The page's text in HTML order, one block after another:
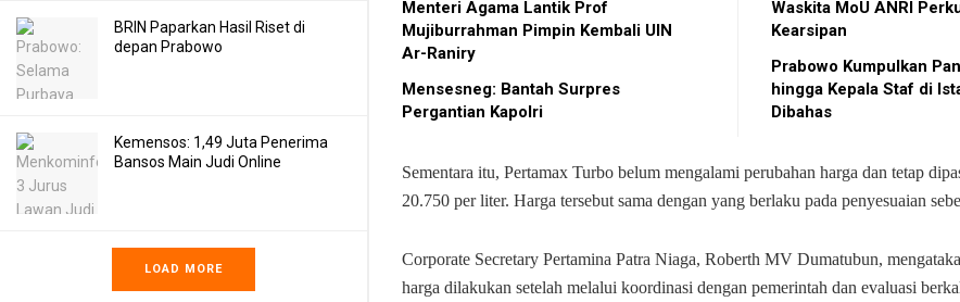
BRIN Paparkan Hasil Riset di
depan Prabowo
Kemensos: 1,49 Juta Penerima
Bansos Main Judi Online
LOAD MORE
Menteri Agama Lantik Prof
Mujiburrahman Pimpin Kembali UIN
Ar-Raniry
Mensesneg: Bantah Surpres
Pergantian Kapolri
Waskita MoU ANRI
Kearsipan
Prabowo Kumpulkan
hingga Kepala Staf di
Dibahas
Sementara itu, Pertamax Turbo belum mengalami perubahan harga dan tetap
20.750 per liter. Harga tersebut sama dengan yang berlaku pada penyesuaian
Corporate Secretary Pertamina Patra Niaga, Roberth MV Dumatubun,
harga dilakukan setelah melalui koordinasi dengan pemerintah dan evaluasi